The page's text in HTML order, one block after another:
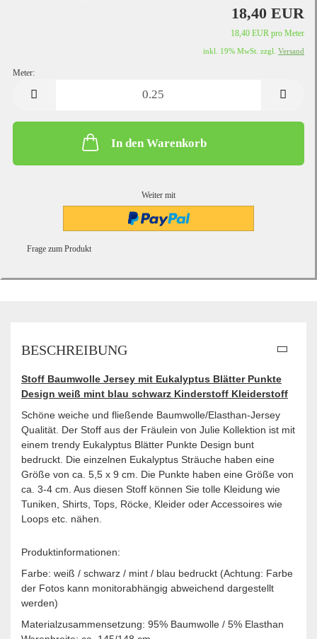
18,40 EUR
18,40 EUR pro Meter
inkl. 19% MwSt. zzgl. Versand
Meter:
In den Warenkorb
Weiter mit
Frage zum Produkt
BESCHREIBUNG
Stoff Baumwolle Jersey mit Eukalyptus Blätter Punkte
Design weiß mint blau schwarz Kinderstoff Kleiderstoff
Schöne weiche und fließende Baumwolle/Elasthan-Jersey
Qualität. Der Stoff aus der Fräulein von Julie Kollektion ist mit
einem trendy Eukalyptus Blätter Punkte Design bunt
bedruckt. Die einzelnen Eukalyptus Sträuche haben eine
Größe von ca. 5,5 x 9 cm. Die Punkte haben eine Größe von
ca. 3-4 cm. Aus diesen Stoff können Sie tolle Kleidung wie
Tuniken, Shirts, Tops, Röcke, Kleider oder Accessoires wie
Loops etc. nähen.
Produktinformationen:
Farbe: weiß / schwarz / mint / blau bedruckt (Achtung: Farbe
der Fotos kann monitorabhängig abweichend dargestellt
werden)
Materialzusammensetzung: 95% Baumwolle / 5% Elasthan